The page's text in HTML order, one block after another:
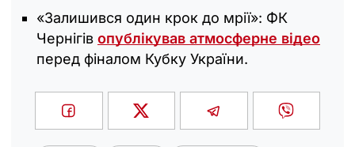
«Залишився один крок до мрії»: ФК
Чернігів опублікував атмосферне відео
перед фіналом Кубку України.